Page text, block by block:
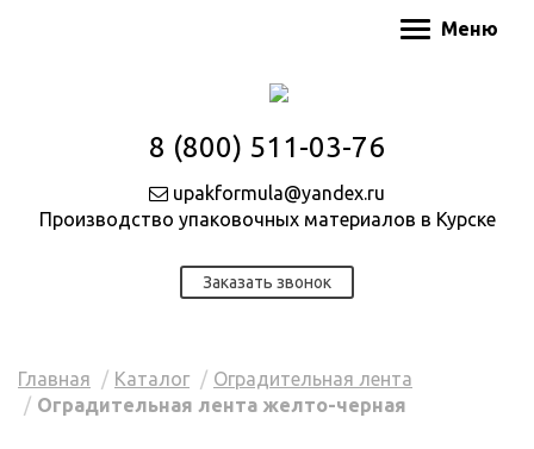
Меню
8 (800) 511-03-76
upakformula@yandex.ru
Производство упаковочных материалов в Курске
Заказать звонок
Главная Каталог
Оградительная лента
Оградительная лента желто-черная